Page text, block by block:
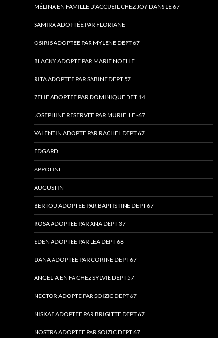
MÉLINA EN FAMILLE D’ACCUEIL CHEZ JOY DANS LE 67
SAMIRA ADOPTÉE PAR FLORIANE
OSIRIS ADOPTEE PAR MYLENE DEPT 67
BLACKY ADOPTE PAR MARIE NOELLE
RITA ADOPTEE PAR SABINE DEPT 57
ZELIE ADOPTEE PAR DOMINIQUE DET 14
JOSEPHINE RESERVEE PAR MURIELLE -67
VALENTIN ADOPTE PAR RACHEL DEPT 67
EDGARD
APPOLINE
AUGUSTIN
BERTOU ADOPTEE PAR BAPTISTINE DEPT 67
ROSA ADOPTEE PAR ANA DEPT 37
EDEN ADOPTEE PAR LEA DEPT 68
DANA ADOPTEE PAR CORINE DEPT 67
ANGELIA EN FA CHEZ SYLVIE DEPT 57
NECTOR ADOPTE PAR SOIZIC DEPT 67
NISKAE ADOPTEE PAR BRIGITTE DEPT 67
NOSTRA ADOPTEE PAR SOIZIC DEPT 67